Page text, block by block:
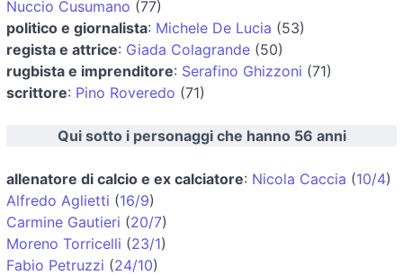
Nuccio Cusumano (77)
politico e giornalista: Michele De Lucia (53)
regista e attrice: Giada Colagrande (50)
rugbista e imprenditore: Serafino Ghizzoni (71)
scrittore: Pino Roveredo (71)
Qui sotto i personaggi che hanno 56 anni
allenatore di calcio e ex calciatore: Nicola Caccia (10/4)
Alfredo Aglietti (16/9)
Carmine Gautieri (20/7)
Moreno Torricelli (23/1)
Fabio Petruzzi (24/10)